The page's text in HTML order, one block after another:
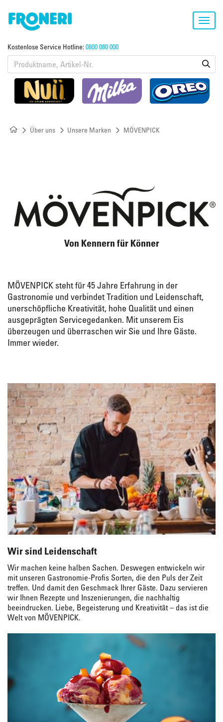
Kostenlose Service Hotline:0800 080 000
Über uns Unsere Marken MÖVENPICK
Von Kennern für Könner
MÖVENPICK steht für 45 Jahre Erfahrung in der
Gastronomie und verbindet Tradition und Leidenschaft,
unerschöpfliche Kreativität, hohe Qualität und einen
ausgeprägten Servicegedanken. Mit unserem Eis
überzeugen und überraschen wir Sie und Ihre Gäste.
Immer wieder.
Wir sind Leidenschaft
Wir machen keine halben Sachen. Deswegen entwickeln wir
mit unseren Gastronomie-Profis Sorten, die den Puls der Zeit
treffen. Und damit den Geschmack Ihrer Gäste. Dazu servieren
wir Ihnen Rezepte und Inszenierungen, die nachhaltig
beeindrucken. Liebe, Begeisterung und Kreativität – das ist die
Welt von MÖVENPICK.